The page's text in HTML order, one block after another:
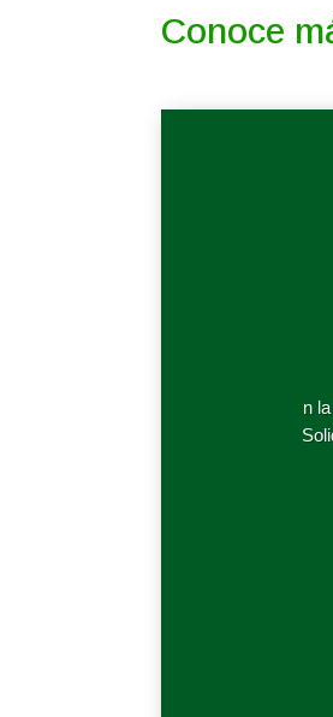
Conoce
n